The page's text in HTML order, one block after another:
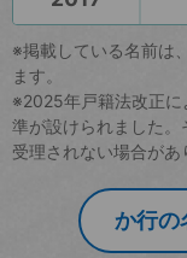
※掲載している名前は
ます。
※2025年戸籍法改正に
準が設けられました
受理されない場合があ
か行の